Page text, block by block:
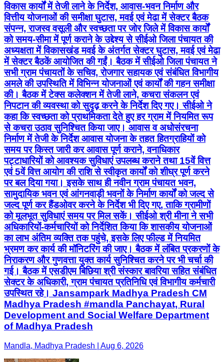
विकास कार्यों में तेजी लाने के निर्देश, आवास-भवन निर्माण और
वित्तीय योजनाओं की समीक्षा घुटास, मवई एवं मेढा में सेक्टर बैठक
संपन्न, राजस्व वसूली और स्वच्छता पर जोर जिले में विकास कार्यों
को समय-सीमा में पूर्ण कराने के उद्देश्य से सीईओ जिला पंचायत की
अध्यक्षता में विकासखंड मवई के अंतर्गत सेक्टर घुटास, मवई एवं मेढा
में सेक्टर बैठकें आयोजित की गईं। बैठक में सीईओ जिला पंचायत ने
सभी ग्राम पंचायतों के सचिव, रोजगार सहायक एवं संबंधित विभागीय
अमले की उपस्थिति में विभिन्न योजनाओं एवं कार्यों की गहन समीक्षा
की। बैठक में टेक्स कलेक्शन में तेजी लाने, कचरा संकलन एवं
निपटान की व्यवस्था को सुदृढ़ करने के निर्देश दिए गए। सीईओ ने
कहा कि स्वच्छता को प्राथमिकता देते हुए हर ग्राम में नियमित रूप
से कचरा उठाव सुनिश्चित किया जाए। आवास व अधोसंरचना
निर्माण में तेजी के निर्देश आवास योजना के तहत हितग्राहियों को
समय पर किस्त जारी कर आवास पूर्ण कराने, वनाधिकार
पट्टाधारियों को आवश्यक सुविधाएं उपलब्ध कराने तथा 15वें वित्त
एवं 5वें वित्त आयोग की राशि से स्वीकृत कार्यों को शीघ्र पूर्ण करने
पर बल दिया गया। इसके साथ ही नवीन ग्राम पंचायत भवन,
सामुदायिक भवन एवं आंगनवाड़ी भवनों के निर्माण कार्यों को जल्द से
जल्द पूर्ण कर हैंडओवर करने के निर्देश भी दिए गए, ताकि ग्रामीणों
को मूलभूत सुविधाएं समय पर मिल सकें। सीईओ श्री मीना ने सभी
अधिकारियों-कर्मचारियों को निर्देशित किया कि शासकीय योजनाओं
का लाभ अंतिम व्यक्ति तक पहुंचे, इसके लिए फील्ड में नियमित
भ्रमण कर कार्य की मॉनिटरिंग की जाए। बैठक में लंबित प्रकरणों के
निराकरण और गुणवत्ता युक्त कार्य सुनिश्चित करने पर भी चर्चा की
गई। बैठक में एसडीएम बिछिया श्री संस्कार बावरिया सहित संबंधित
सेक्टर के अधिकारी, ग्राम पंचायत प्रतिनिधि एवं विभागीय कर्मचारी
उपस्थित रहे। Jansampark Madhya Pradesh CM
Madhya Pradesh #mandla Panchayat, Rural
Development and Social Welfare Department
of Madhya Pradesh
Mandla, Madhya Pradesh | Aug 6, 2026